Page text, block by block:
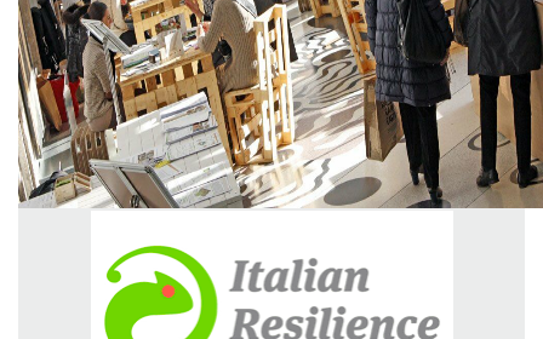
GLOCAL
ECO-EVENTI
ECOINCENTRIAMOCI